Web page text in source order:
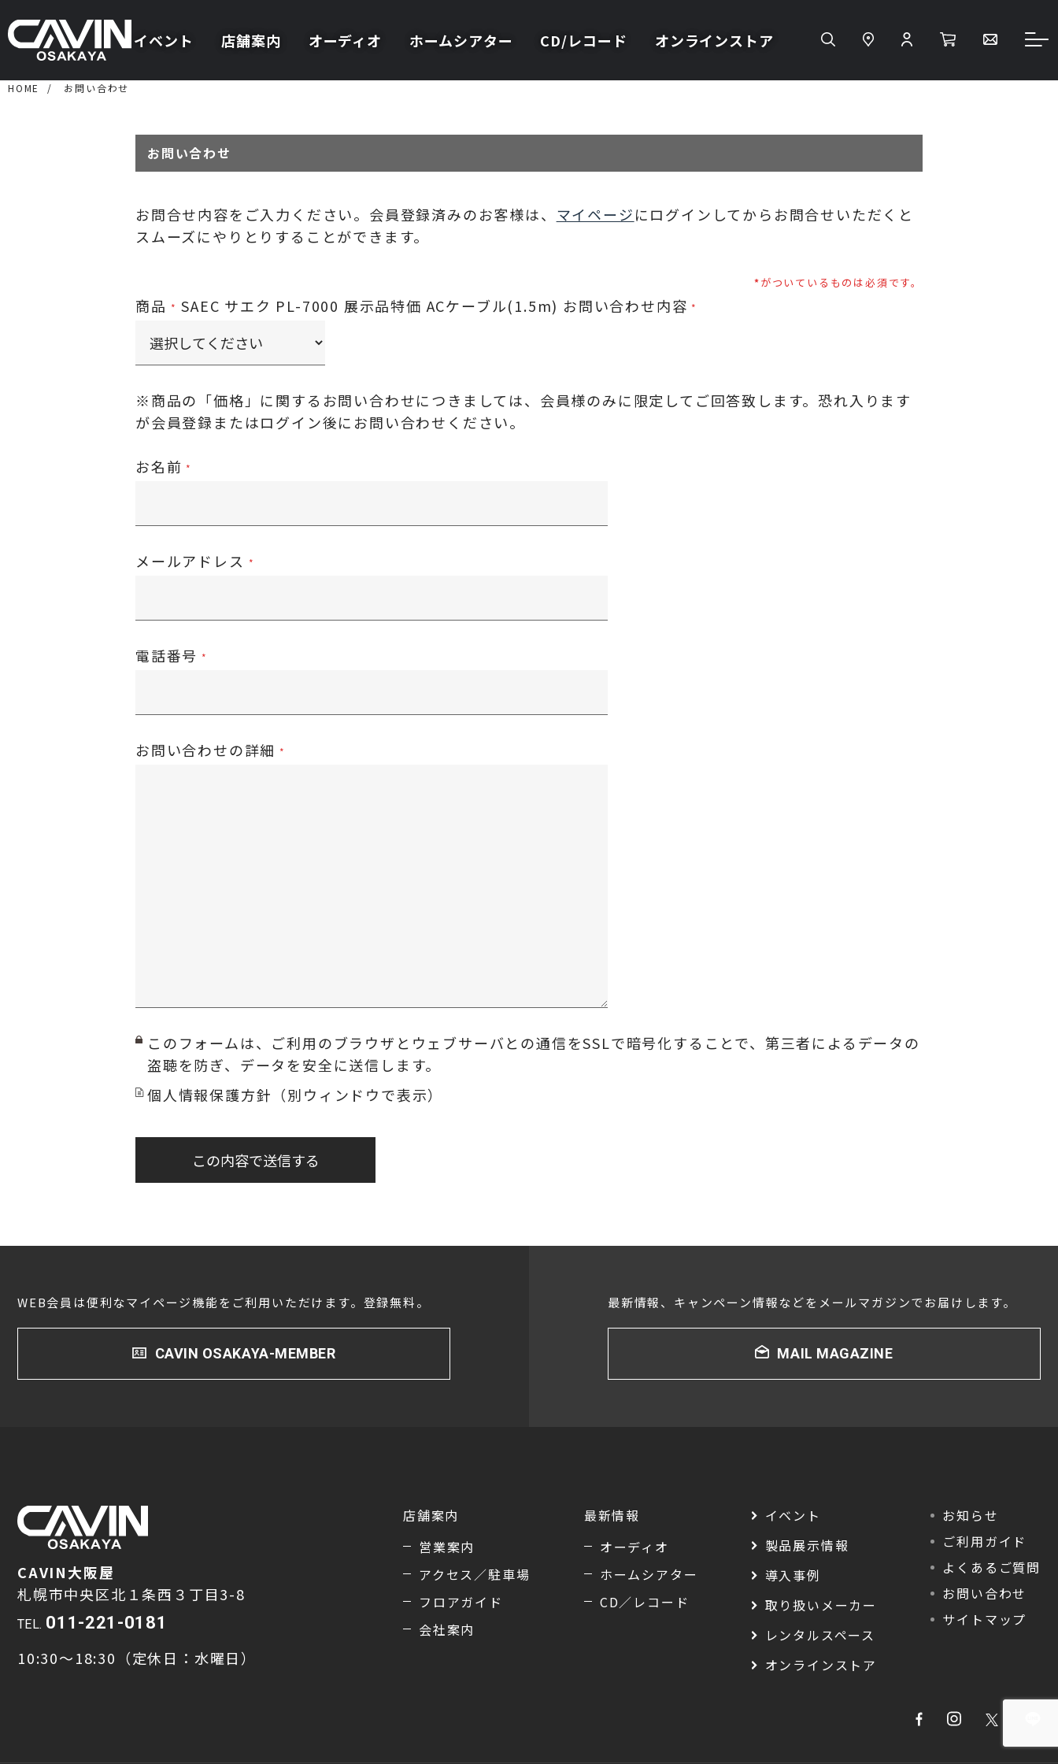
イベント 店舗案内 オーディオ ホームシアター CD/レコード オンラインストア
HOME お問い合わせ
お問い合わせ
お問合せ内容をご入力ください。会員登録済みのお客様は、 マイページにログインしてからお問合せいただくと
スムーズにやりとりすることができます。
がついているものは必須です。
商品 SAEC サエク PL-7000 展示品特価 ACケーブル(1.5m) お問い合わせ内容
※商品の「価格」に関するお問い合わせにつきましては、会員様のみに限定してご回答致します。恐れ入ります
が会員登録またはログイン後にお問い合わせください。
お名前
メールアドレス
電話番号
お問い合わせの詳細
このフォームは、ご利用のブラウザとウェブサーバとの通信をSSLで暗号化することで、第三者によるデータの
盗聴を防ぎ、データを安全に送信します。
個人情報保護方針（別ウィンドウで表示）
この内容で送信する
WEB会員は便利なマイページ機能をご利用いただけます。登録無料。
CAVIN OSAKAYA-MEMBER
最新情報、キャンペーン情報などをメールマガジンでお届けします。
MAIL MAGAZINE
CAVIN大阪屋
札幌市中央区北１条西３丁目3-8
TEL. 011-221-0181
10:30～18:30（定休日：水曜日）
店舗案内
営業案内
アクセス／駐車場
フロアガイド
会社案内
最新情報
オーディオ
ホームシアター
CD／レコード
イベント
製品展示情報
導入事例
取り扱いメーカー
レンタルスペース
オンラインストア
お知らせ
ご利用ガイド
よくあるご質問
お問い合わせ
サイトマップ